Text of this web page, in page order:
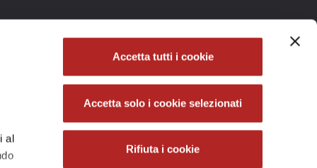
al
Accetta tutti i cookie
Accetta solo i cookie selezionati
Rifiuta i cookie